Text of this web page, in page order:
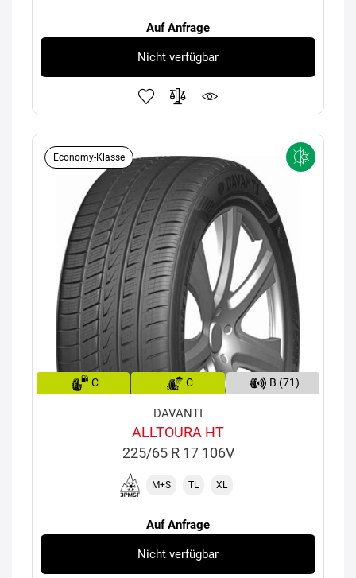
Auf Anfrage
Nicht verfügbar
Economy-Klasse
C C B (71)
DAVANTI
ALLTOURA HT
225/65 R 17 106V
M+S TL XL
Auf Anfrage
Nicht verfügbar